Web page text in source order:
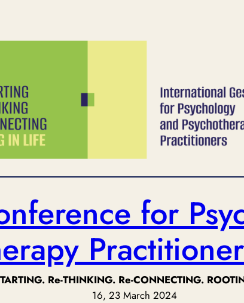
for
Re-THINKING. Re-CONNECTING.
16, 23 March 2024